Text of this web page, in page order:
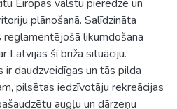
Eiropas valstu pieredze un
plānošanā. Salīdzināta
likumdošana
Latvijas šī brīža situāciju.
daudzveidīgas un tās pilda
pilsētas iedzīvotāju rekreācijas
augļu un dārzeņu